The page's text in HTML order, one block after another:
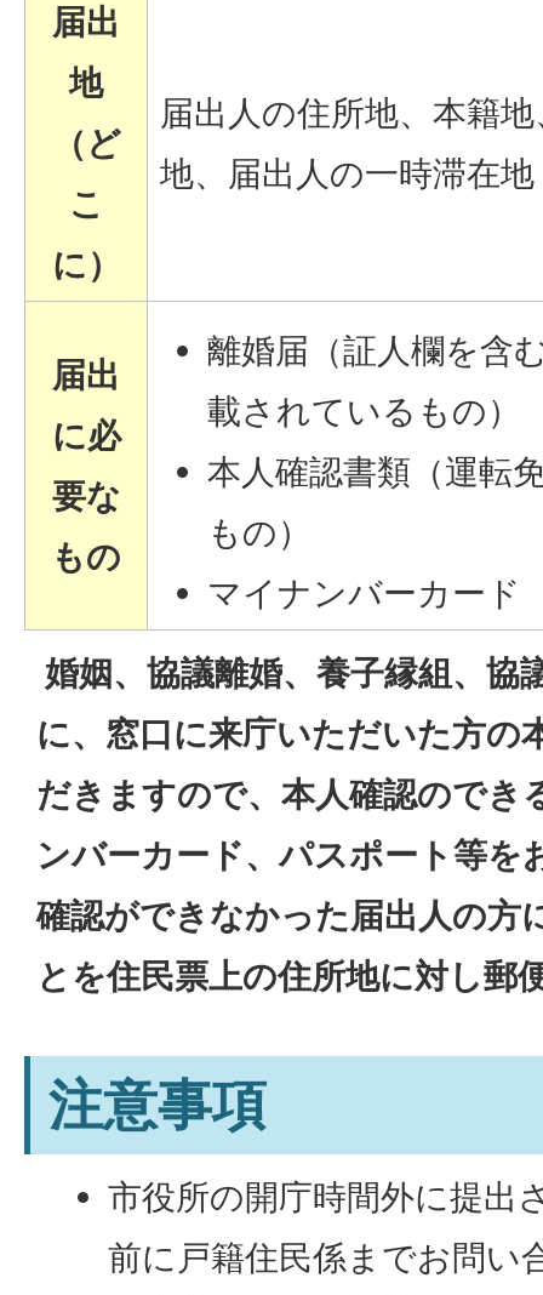
届出
地
（ど
こ
に）
届出人の住所地、本籍
地、届出人の一時滞在地
届出
に必
要な
もの
離婚届（証人欄を含
載されているもの）
本人確認書類（運転
もの）
マイナンバーカード
婚姻、協議離婚、養子縁組、協
に、窓口に来庁いただいた方の
だきますので、本人確認のでき
ンバーカード、パスポート等を
確認ができなかった届出人の方
とを住民票上の住所地に対し郵
注意事項
市役所の開庁時間外に提出
前に戸籍住民係までお問い